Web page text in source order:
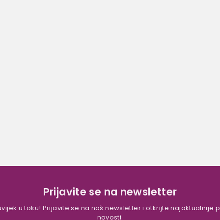
Prijavite se na newsletter
u toku! Prijavite se na naš newsletter i otkrijte najaktualnije
novosti.